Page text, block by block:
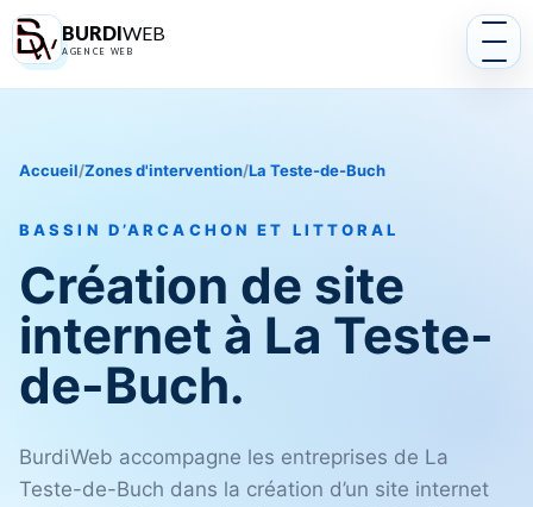
BURDIWEB
AGENCE WEB
Accueil/Zones d'intervention/La Teste-de-Buch
BASSIN D’ARCACHON ET LITTORAL
Création de site
internet à La Teste-
de-Buch.
BurdiWeb accompagne les entreprises de La
Teste-de-Buch dans la création d’un site internet